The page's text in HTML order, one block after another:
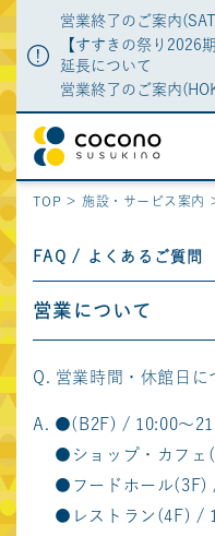
営業終了のご案内
【すすきの祭り2026
延長について
営業終了のご案内
グルメガイド
イベント・POPUP
フロアマップ
TOP 施設・サービス案内
FAQ / よくあるご質問
営業について
営業時間・休館日に
●(B2F) / 10:00～
●ショップ・カフェ
●フードホール(3F)
●レストラン(4F) /